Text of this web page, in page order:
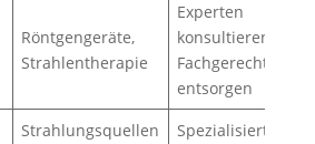
Röntgengeräte,
Strahlentherapie
Experten
konsultieren,
Fachgerecht
entsorgen
Strahlungsquellen
Spezialisierte